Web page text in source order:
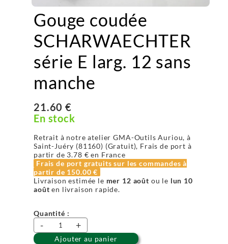
Gouge coudée
SCHARWAECHTER
série E larg. 12 sans
manche
21.60 €
En stock
Retrait à notre atelier GMA-Outils Auriou, à
Saint-Juéry (81160) (Gratuit), Frais de port à
partir de 3.78 € en France
Frais de port gratuits sur les commandes à
partir de 150.00 €
Livraison estimée le mer 12 août ou le lun 10
août en livraison rapide.
Quantité :
- +
Ajouter au panier